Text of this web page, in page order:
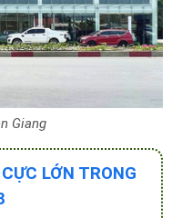
Giang
LỚN TRONG